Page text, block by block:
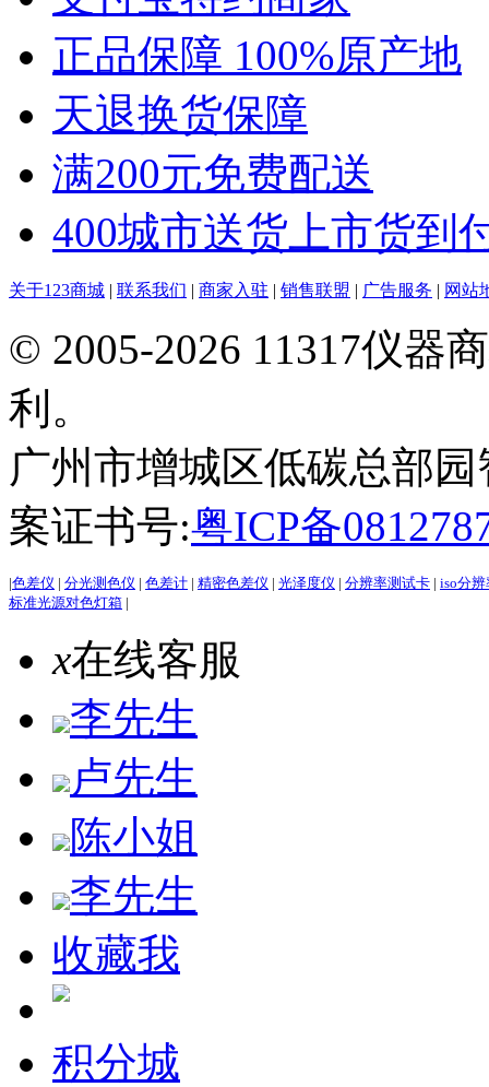
正品保障 100%原产地
天退换货保障
满200元免费配送
400城市送货上市货到
关于123商城 | 联系我们 | 商家入驻 | 销售联盟 | 广告服务 | 网站
© 2005-2026 11317仪器
利。
广州市增城区低碳总部
案证书号:粤ICP备
|色差仪 | 分光测色仪 | 色差计 | 精密色差仪 | 光泽度仪 | 分辨率测试卡 | iso分
标准光源对色灯箱 |
x在线客服
李先生
卢先生
陈小姐
李先生
收藏我
积分城